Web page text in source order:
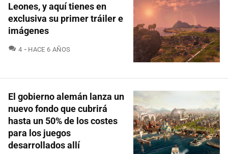
Leones, y aquí tienes en
exclusiva su primer tráiler e
imágenes
4 COMENTARIOS
HACE 6 AÑOS
El gobierno alemán lanza un
nuevo fondo que cubrirá
hasta un 50% de los costes
para los juegos
desarrollados allí